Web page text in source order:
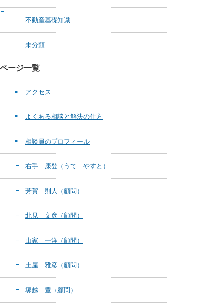
不動産基礎知識
未分類
ページ一覧
アクセス
よくある相談と解決の仕方
相談員のプロフィール
右手 康登（うて やすと）
芳賀 則人（顧問）
北見 文彦（顧問）
山家 一洋（顧問）
土屋 雅彦（顧問）
塚越 豊（顧問）